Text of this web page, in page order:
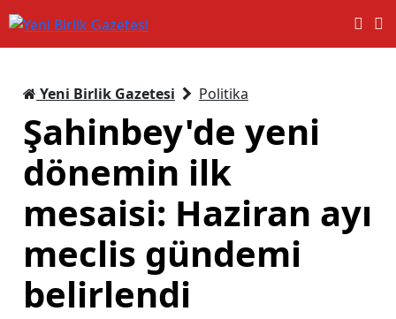
Yeni Birlik Gazetesi Politika
Şahinbey'de yeni
dönemin ilk
mesaisi: Haziran ayı
meclis gündemi
belirlendi